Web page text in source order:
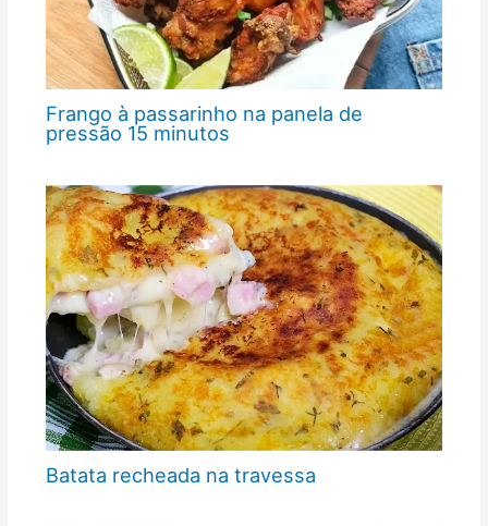
Frango à passarinho na panela de
pressão 15 minutos
Batata recheada na travessa